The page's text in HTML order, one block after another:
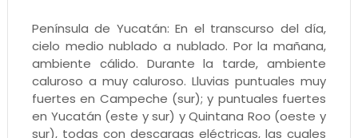
Península de Yucatán: En el transcurso del día,
cielo medio nublado a nublado. Por la mañana,
ambiente cálido. Durante la tarde, ambiente
caluroso a muy caluroso. Lluvias puntuales muy
fuertes en Campeche (sur); y puntuales fuertes
en Yucatán (este y sur) y Quintana Roo (oeste y
sur), todas con descargas eléctricas, las cuales